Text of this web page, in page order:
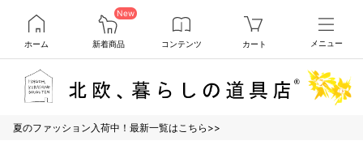
ホーム
New
新着商品 コンテンツ カート メニュー
夏のファッション入荷中！最新一覧はこちら>>